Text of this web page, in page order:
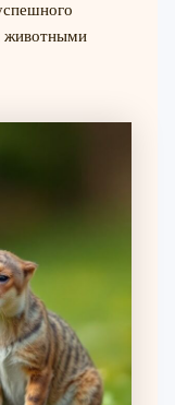
животными